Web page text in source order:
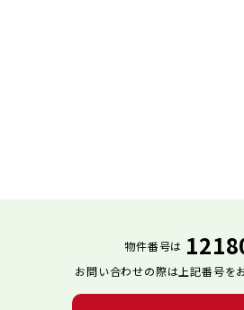
物件番号は
お問い合わせの際は上記番号を